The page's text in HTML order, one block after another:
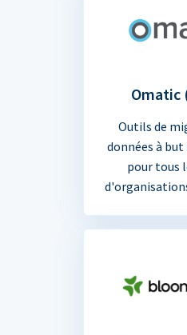
Omatic
Outils de
données à
pour tous